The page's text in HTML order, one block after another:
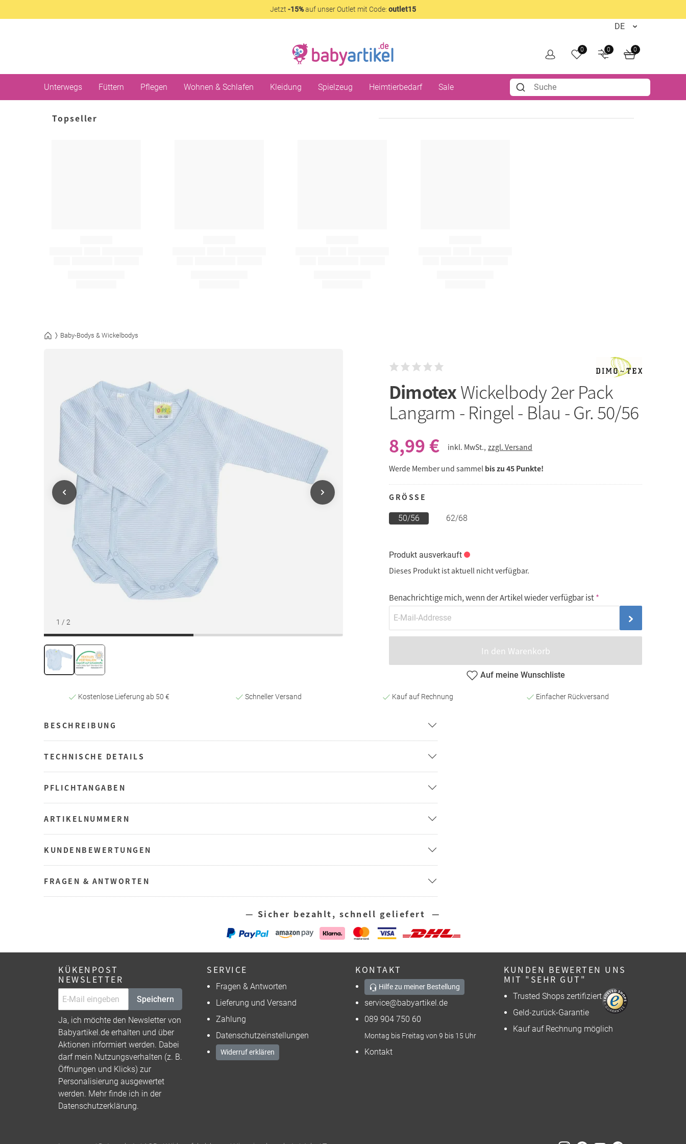
Jetzt -15%auf unser Outlet mit Code: outlet15
0 0 0
Unterwegs Füttern Pflegen Wohnen & Schlafen Kleidung Spielzeug Heimtierbedarf Sale
Topseller
Baby-Bodys & Wickelbodys
1 / 2
DimotexWickelbody 2er Pack
Langarm - Ringel - Blau - Gr. 50/56
8,99 €
inkl. MwSt., zzgl. Versand
Werde Member und sammel bis zu 45 Punkte!
GRÖSSE
50/56 62/68
Produkt ausverkauft
Dieses Produkt ist aktuell nicht verfügbar.
Benachrichtige mich, wenn der Artikel wieder verfügbar ist
In den Warenkorb
Auf meine Wunschliste
Kostenlose Lieferung ab 50 € Schneller Versand Kauf auf Rechnung Einfacher Rückversand
BESCHREIBUNG
TECHNISCHE DETAILS
PFLICHTANGABEN
ARTIKELNUMMERN
KUNDENBEWERTUNGEN
FRAGEN & ANTWORTEN
— Sicher bezahlt, schnell geliefert —
KÜKENPOST
NEWSLETTER
Speichern
Ja, ich möchte den Newsletter von
Babyartikel.de erhalten und über
Aktionen informiert werden. Dabei
darf mein Nutzungsverhalten (z. B.
Öffnungen und Klicks) zur
Personalisierung ausgewertet
werden. Mehr finde ich in der
Datenschutzerklärung.
SERVICE
Fragen & Antworten
Lieferung und Versand
Zahlung
Datenschutzeinstellungen
Widerruf erklären
KONTAKT
Hilfe zu meiner Bestellung
service@babyartikel.de
089 904 750 60
Montag bis Freitag von 9 bis 15 Uhr
Kontakt
KUNDEN BEWERTEN UNS
MIT "SEHR GUT"
Trusted Shops zertifiziert
Geld-zurück-Garantie
Kauf auf Rechnung möglich